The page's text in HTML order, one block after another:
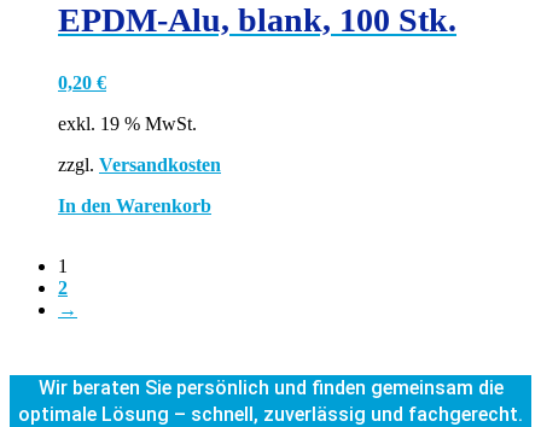
EPDM-Alu, blank, 100 Stk.
0,20 €
exkl. 19 % MwSt.
zzgl. Versandkosten
In den Warenkorb
1
2
→
Wir beraten Sie persönlich und finden gemeinsam die
optimale Lösung – schnell, zuverlässig und fachgerecht.